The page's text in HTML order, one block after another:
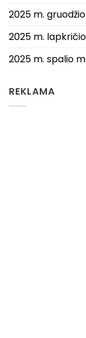
2025 m.
2025 m.
2025 m. spalio
REKLAMA